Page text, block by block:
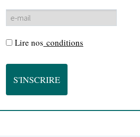
Lire nos conditions